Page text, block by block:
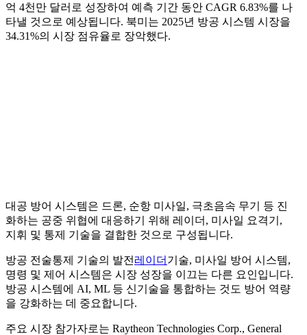
억 4천만 달러로 성장하여 예측 기간 동안 CAGR 6.83%를 나
타낼 것으로 예상됩니다. 북미는 2025년 방공 시스템 시장을
34.31%의 시장 점유율로 장악했다.
대공 방어 시스템은 드론, 순항 미사일, 극초음속 무기 등 진
화하는 공중 위협에 대응하기 위해 레이더, 미사일 요격기,
지휘 및 통제 기술을 결합한 것으로 구성됩니다.
방공 전술통제 기술의 발전 레이더 기술, 미사일 방어 시스템,
명령 및 제어 시스템은 시장 성장을 이끄는 다른 요인입니다.
방공 시스템에 AI, ML 등 신기술을 통합하는 것도 방어 역량
을 강화하는 데 중요합니다.
주요 시장 참가자로는 Raytheon Technologies Corp., General